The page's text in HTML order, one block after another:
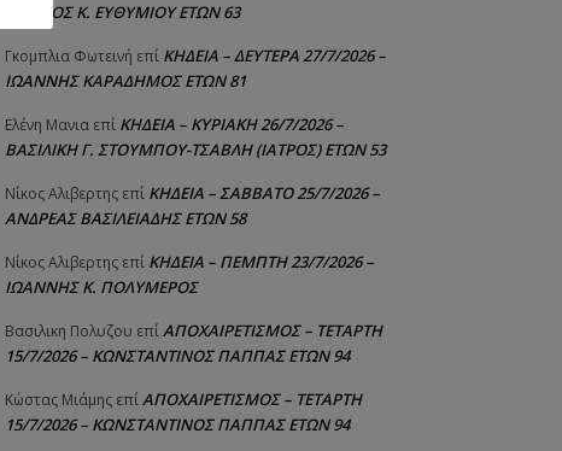
ΑΓΓΕΛΟΣ Κ. ΕΥΘΥΜΙΟΥ ΕΤΩΝ 63
Γκομπλια Φωτεινή επί ΚΗΔΕΙΑ – ΔΕΥΤΕΡΑ 27/7/2026 –
ΙΩΑΝΝΗΣ ΚΑΡΑΔΗΜΟΣ ΕΤΩΝ 81
Ελένη Μανια επί ΚΗΔΕΙΑ – ΚΥΡΙΑΚΗ 26/7/2026 –
ΒΑΣΙΛΙΚΗ Γ. ΣΤΟΥΜΠΟΥ-ΤΣΑΒΛΗ (ΙΑΤΡΟΣ) ΕΤΩΝ 53
Νίκος Αλιβερτης επί ΚΗΔΕΙΑ – ΣΑΒΒΑΤΟ 25/7/2026 –
ΑΝΔΡΕΑΣ ΒΑΣΙΛΕΙΑΔΗΣ ΕΤΩΝ 58
Νίκος Αλιβερτης επί ΚΗΔΕΙΑ – ΠΕΜΠΤΗ 23/7/2026 –
ΙΩΑΝΝΗΣ Κ. ΠΟΛΥΜΕΡΟΣ
Βασιλικη Πολυζου επίΑΠΟΧΑΙΡΕΤΙΣΜΟΣ – ΤΕΤΑΡΤΗ
15/7/2026 – ΚΩΝΣΤΑΝΤΙΝΟΣ ΠΑΠΠΑΣ ΕΤΩΝ 94
Κώστας Μιάμης επίΑΠΟΧΑΙΡΕΤΙΣΜΟΣ – ΤΕΤΑΡΤΗ
15/7/2026 – ΚΩΝΣΤΑΝΤΙΝΟΣ ΠΑΠΠΑΣ ΕΤΩΝ 94